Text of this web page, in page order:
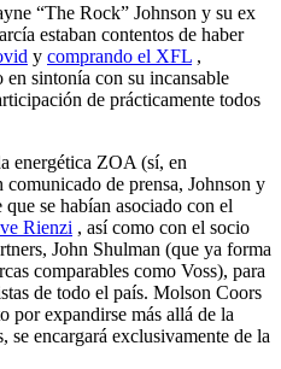
“The Rock” Johnson y su ex
estaban contentos de haber
y comprando el XFL ,
en sintonía con su incansable
de prácticamente todos
energética ZOA (sí, en
de prensa, Johnson y
se habían asociado con el
Rienzi , así como con el socio
John Shulman (que ya forma
comparables como Voss), para
de todo el país. Molson Coors
por expandirse más allá de la
se encargará exclusivamente de la